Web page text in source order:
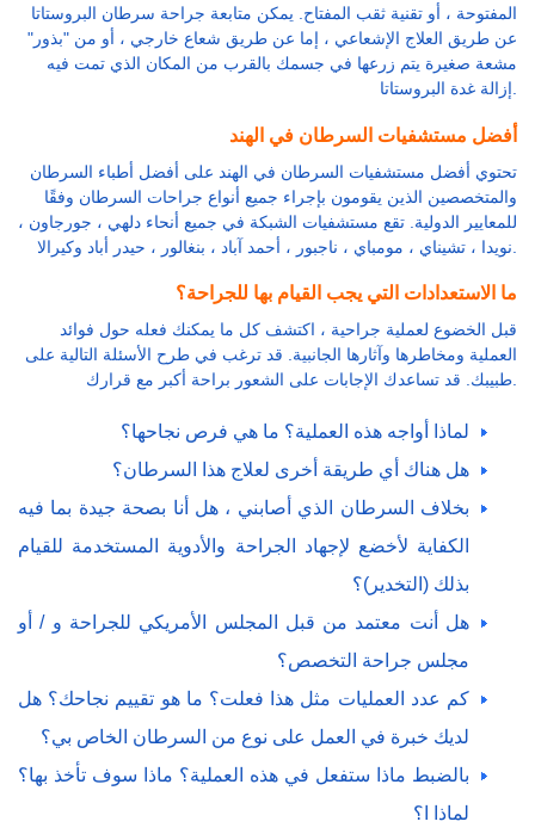
المفتوحة ، أو تقنية ثقب المفتاح. يمكن متابعة جراحة سرطان البروستاتا
عن طريق العلاج الإشعاعي ، إما عن طريق شعاع خارجي ، أو من "بذور"
مشعة صغيرة يتم زرعها في جسمك بالقرب من المكان الذي تمت فيه
إزالة غدة البروستاتا.
أفضل مستشفيات السرطان في الهند
تحتوي أفضل مستشفيات السرطان في الهند على أفضل أطباء السرطان
والمتخصصين الذين يقومون بإجراء جميع أنواع جراحات السرطان وفقًا
للمعايير الدولية. تقع مستشفيات الشبكة في جميع أنحاء دلهي ، جورجاون ،
ما الاستعدادات التي يجب القيام بها للجراحة؟
قبل الخضوع لعملية جراحية ، اكتشف كل ما يمكنك فعله حول فوائد
العملية ومخاطرها وآثارها الجانبية. قد ترغب في طرح الأسئلة التالية على
لماذا أواجه هذه العملية؟ ما هي فرص نجاحها؟
هل هناك أي طريقة أخرى لعلاج هذا السرطان؟
بخلاف السرطان الذي أصابني ، هل أنا بصحة جيدة بما فيه
الكفاية لأخضع لإجهاد الجراحة والأدوية المستخدمة للقيام
بذلك (التخدير)؟
هل أنت معتمد من قبل المجلس الأمريكي للجراحة و / أو
مجلس جراحة التخصص؟
كم عدد العمليات مثل هذا فعلت؟ ما هو تقييم نجاحك؟ هل
لديك خبرة في العمل على نوع من السرطان الخاص بي؟
بالضبط ماذا ستفعل في هذه العملية؟ ماذا سوف تأخذ بها؟
لماذا ا؟